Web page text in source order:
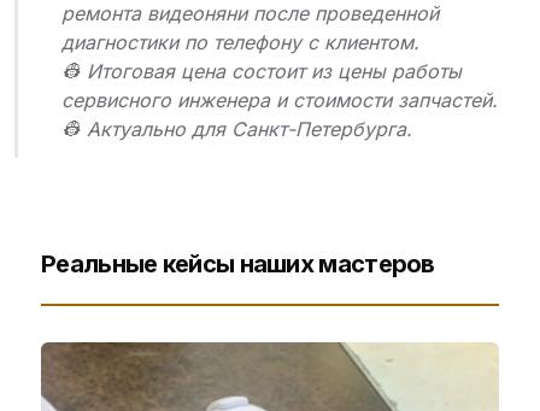
ремонта видеоняни после проведенной
диагностики по телефону с клиентом.
👷 Итоговая цена состоит из цены работы
сервисного инженера и стоимости запчастей.
👷 Актуально для Санкт-Петербурга.
Реальные кейсы наших мастеров